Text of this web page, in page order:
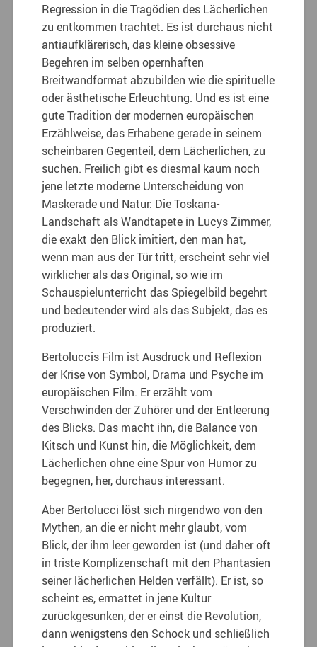
Regression in die Tragödien des Lächerlichen
zu entkommen trachtet. Es ist durchaus nicht
antiaufklärerisch, das kleine obsessive
Begehren im selben opernhaften
Breitwandformat abzubilden wie die spirituelle
oder ästhetische Erleuchtung. Und es ist eine
gute Tradition der modernen europäischen
Erzählweise, das Erhabene gerade in seinem
scheinbaren Gegenteil, dem Lächerlichen, zu
suchen. Freilich gibt es diesmal kaum noch
jene letzte moderne Unterscheidung von
Maskerade und Natur: Die Toskana-
Landschaft als Wandtapete in Lucys Zimmer,
die exakt den Blick imitiert, den man hat,
wenn man aus der Tür tritt, erscheint sehr viel
wirklicher als das Original, so wie im
Schauspielunterricht das Spiegelbild begehrt
und bedeutender wird als das Subjekt, das es
produziert.
Bertoluccis Film ist Ausdruck und Reflexion
der Krise von Symbol, Drama und Psyche im
europäischen Film. Er erzählt vom
Verschwinden der Zuhörer und der Entleerung
des Blicks. Das macht ihn, die Balance von
Kitsch und Kunst hin, die Möglichkeit, dem
Lächerlichen ohne eine Spur von Humor zu
begegnen, her, durchaus interessant.
Aber Bertolucci löst sich nirgendwo von den
Mythen, an die er nicht mehr glaubt, vom
Blick, der ihm leer geworden ist (und daher oft
in triste Komplizenschaft mit den Phantasien
seiner lächerlichen Helden verfällt). Er ist, so
scheint es, ermattet in jene Kultur
zurückgesunken, der er einst die Revolution,
dann wenigstens den Schock und schließlich